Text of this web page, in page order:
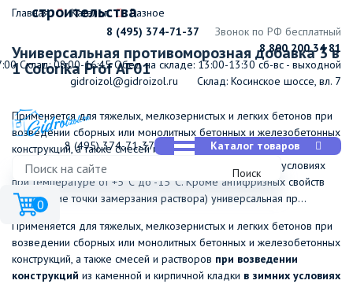
строительства
8 (495) 374-71-37
Звонок по РФ бесплатный
8 800 200 34 81
Склад: 08:00-16:45Обед на складе: 13:00-13:30сб-вс - выходной
gidroizol@gidroizol.ru
Склад: Косинское шоссе, вл. 7
8 (495) 374-71-37
Каталог товаров
Поиск
0
Главная Каталог Разное
Универсальная противоморозная добавка 3 в
1 Colorika Prof AF01
Применяется для тяжелых, мелкозернистых и легких бетонов при
возведении сборных или монолитных бетонных и железобетонных
конструкций, а также смесей и растворов при возведении
конструкций из каменной и кирпичной кладки в зимних условиях
при температуре от +5°С до -15°С. Кроме антифризных свойств
(понижение точки замерзания раствора) универсальная пр...
Применяется для тяжелых, мелкозернистых и легких бетонов при
возведении сборных или монолитных бетонных и железобетонных
конструкций, а также смесей и растворов при возведении
конструкций из каменной и кирпичной кладки в зимних условиях